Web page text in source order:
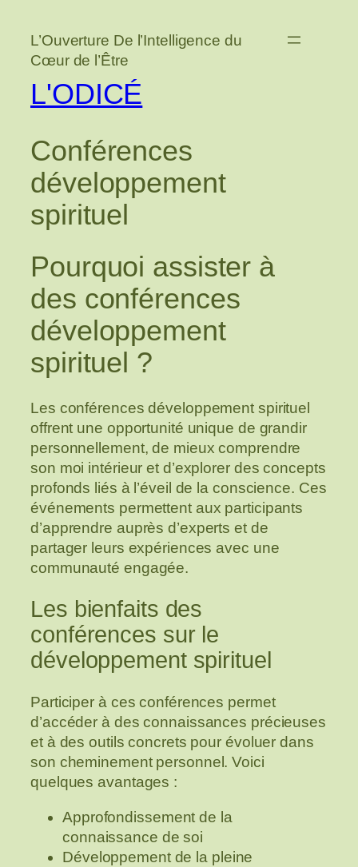
contenu
L’Ouverture De l’Intelligence du
Cœur de l’Être
L'ODICÉ
Conférences
développement
spirituel
Pourquoi assister à
des conférences
développement
spirituel ?
Les conférences développement spirituel
offrent une opportunité unique de grandir
personnellement, de mieux comprendre
son moi intérieur et d’explorer des concepts
profonds liés à l’éveil de la conscience. Ces
événements permettent aux participants
d’apprendre auprès d’experts et de
partager leurs expériences avec une
communauté engagée.
Les bienfaits des
conférences sur le
développement spirituel
Participer à ces conférences permet
d’accéder à des connaissances précieuses
et à des outils concrets pour évoluer dans
son cheminement personnel. Voici
quelques avantages :
Approfondissement de la
connaissance de soi
Développement de la pleine